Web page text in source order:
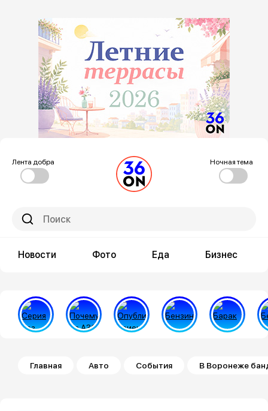
Лента добра Ночная тема
Новости Фото Еда Бизнес
Строка навигации
Главная Авто События В Воронеже